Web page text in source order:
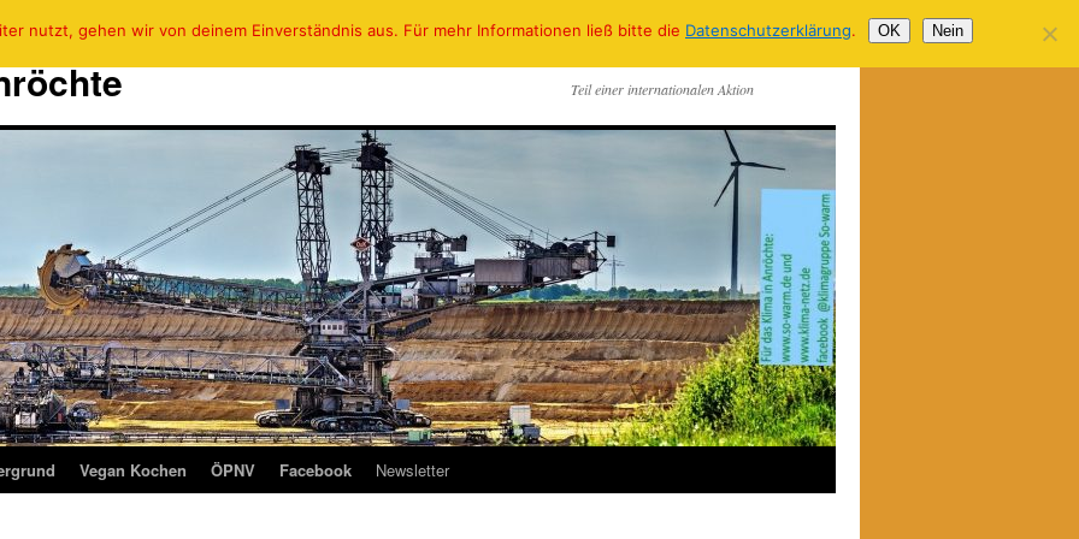
Teil einer internationalen Aktion
Vegan Kochen ÖPNV Facebook Newsletter
nutzt, gehen wir von deinem Einverständnis aus. Für mehr Informationen ließ bitte die Datenschutzerklärung. OK Nein